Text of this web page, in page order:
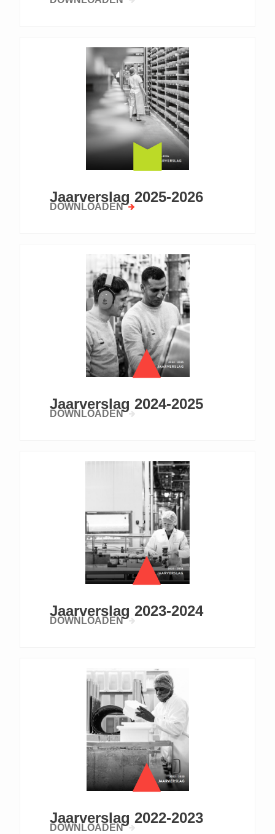
Jaarverslag 2025-2026
DOWNLOADEN
Jaarverslag 2024-2025
DOWNLOADEN
Jaarverslag 2023-2024
DOWNLOADEN
Jaarverslag 2022-2023
DOWNLOADEN